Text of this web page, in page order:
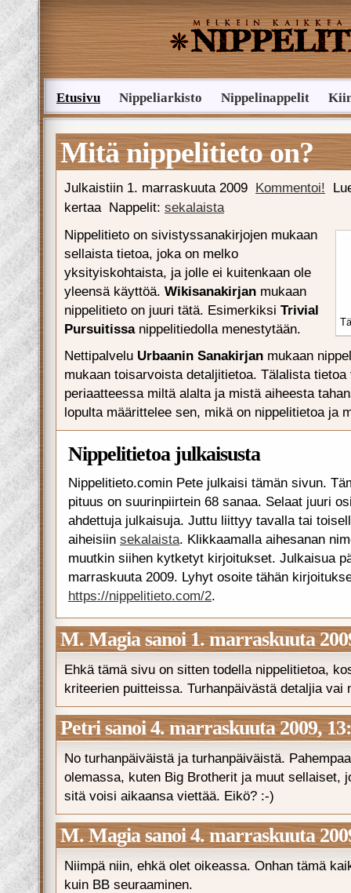
Etusivu Nippeliarkisto Nippelinappelit
Lähetä nippelivinkki
Mitä nippelitieto on?
Julkaistiin 1. marraskuuta 2009 Kommentoi!
kertaa Nappelit: sekalaista
Nippelitieto on sivistyssanakirjojen mukaan
sellaista tietoa, joka on melko
yksityiskohtaista, ja jolle ei kuitenkaan ole
yleensä käyttöä. Wikisanakirjan mukaan
nippelitieto on juuri tätä. Esimerkiksi Trivial
Pursuitissanippelitiedolla menestytään.
Nettipalvelu Urbaanin Sanakirjan mukaan
mukaan toisarvoista detaljitietoa. Tälalista
periaatteessa miltä alalta ja mistä aiheesta
lopulta määrittelee sen, mikä on nippelitietoa ja
Nippelitietoa julkaisusta
Nippelitieto.comin Pete julkaisi tämän sivun.
pituus on suurinpiirtein 68 sanaa. Selaat juuri
ahdettuja julkaisuja. Juttu liittyy tavalla tai
aiheisiin sekalaista. Klikkaamalla aihesanan
muutkin siihen kytketyt kirjoitukset. Julkaisua
marraskuuta 2009. Lyhyt osoite tähän
https://nippelitieto.com/2.
M. Magia sanoi 1. marraskuuta
Ehkä tämä sivu on sitten todella nippelitietoa,
kriteerien puitteissa. Turhanpäivästä detaljia vai
Petri sanoi 4. marraskuuta 2009,
No turhanpäiväistä ja turhanpäiväistä.
olemassa, kuten Big Brotherit ja muut sellaiset,
sitä voisi aikaansa viettää. Eikö? :-)
M. Magia sanoi 4. marraskuuta
Niimpä niin, ehkä olet oikeassa. Onhan tämä
kuin BB seuraaminen.